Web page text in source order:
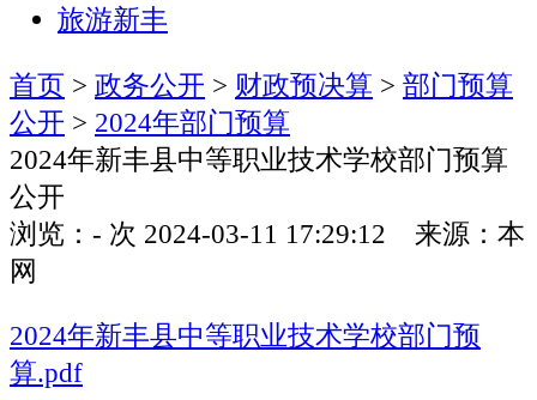
旅游新丰
首页 > 政务公开 > 财政预决算 > 部门预算
公开 > 2024年部门预算
2024年新丰县中等职业技术学校部门预算
公开
浏览： - 次 2024-03-11 17:29:12 来源：本
网
2024年新丰县中等职业技术学校部门预
算.pdf